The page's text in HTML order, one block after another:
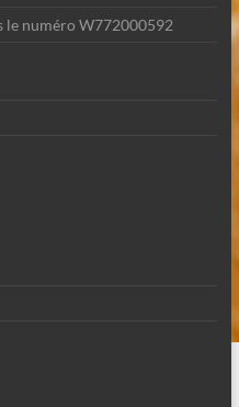
le numéro W772000592